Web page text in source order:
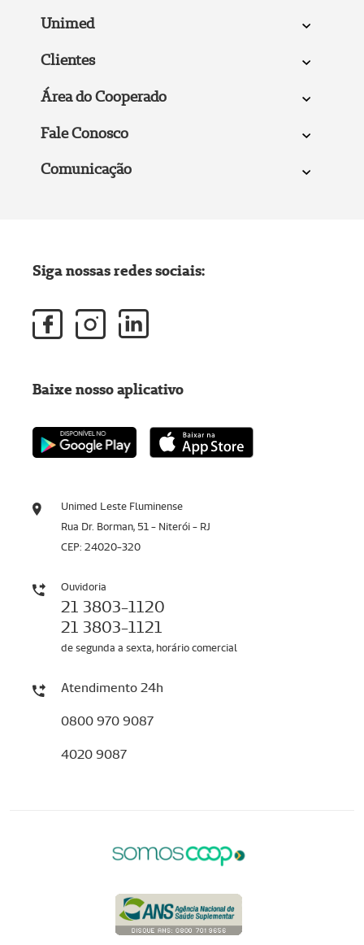
Unimed
Clientes
Área do Cooperado
Fale Conosco
Comunicação
Unimed Leste Fluminense
Rua Dr. Borman, 51 - Niterói - RJ
CEP: 24020-320
Ouvidoria
21 3803-1120
21 3803-1121
de segunda a sexta, horário comercial
Atendimento 24h
0800 970 9087
4020 9087
Siga nossas redes sociais:
Baixe nosso aplicativo